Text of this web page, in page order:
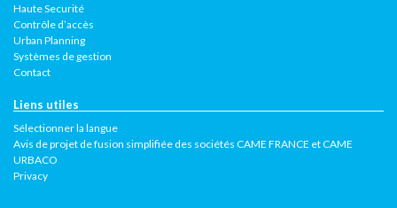
Haute Securité
Contrôle d’accès
Urban Planning
Systèmes de gestion
Contact
Liens utiles
Sélectionner la langue
Avis de projet de fusion simplifiée des sociétés CAME FRANCE et CAME
URBACO
Privacy